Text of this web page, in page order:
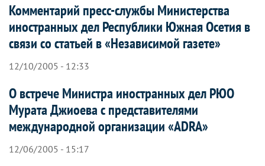
Комментарий пресс-службы Министерства
иностранных дел Республики Южная Осетия в
связи со статьей в «Независимой газете»
12/10/2005 - 12:33
О встрече Министра иностранных дел РЮО
Мурата Джиоева с представителями
международной организации «ADRA»
12/06/2005 - 15:17